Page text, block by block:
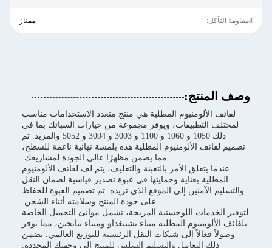
8مقاومة التآكل: ممتاز
وصف المنتج:
لفائف الألومنيوم المطلية هي منتج متعدد الاستخدامات مناسب
لمختلف التطبيقات، ويوفر مجموعة من خيارات السبائك بما في
ذلك 1050 و 1060 و 1100 و 3003 و 3004 و 5052 والمزيد. تم
تصميم لفائف الألومنيوم المطلية هذه بلمسة نهائية ناعمة للسطح،
مما يضمن مظهرًا عالي الجودة لمشاريعك.
عندما يتعلق الأمر بالتعبئة والتغليف، يتم لف لفائف الألومنيوم
المطلية بعناية وحمايتها في عبوة تصدير قياسية لضمان النقل
والتسليم الآمنين إلى الموقع الذي تريده. تم تصميم العبوة للحفاظ
على جودة المنتج وسلامته أثناء الشحن.
لتوفير الخدمات اللوجستية المريحة، تشمل موانئ التحميل الخاصة
بلفائف الألومنيوم المطلية ميناء تشينغداو وميناء تيانجين، مما يوفر
وصولاً فعالاً إلى شبكات النقل الرئيسية للتوزيع العالمي. يضمن
ذلك التعامل والتسليم السلس للمنتج إلى وجهتك المحددة.